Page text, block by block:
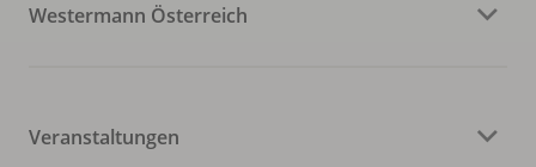
Westermann Österreich
Veranstaltungen